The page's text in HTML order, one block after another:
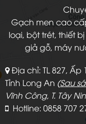
Gạch men cao
loại, bột trét, thiết
giả gỗ, máy
Địa chỉ: TL 827, Ấp
Tỉnh Long An (Sau
Vĩnh Công, T. Tây
Hotline: 0858 707